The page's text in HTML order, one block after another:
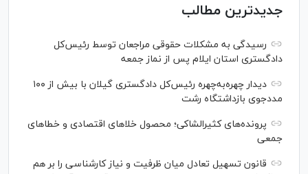
جدیدترین مطالب
رسیدگی به مشکلات حقوقی مراجعان توسط رئیس‌کل
دادگستری استان ایلام پس از نماز جمعه
دیدار چهره‌به‌چهره رئیس‌کل دادگستری گیلان با بیش از ۱۰۰
مددجوی بازداشتگاه رشت
پرونده‌های کثیرالشاکی؛ محصول خلا‌های اقتصادی و خطا‌های
جمعی
قانون تسهیل تعادل میان ظرفیت و نیاز کارشناسی را بر هم